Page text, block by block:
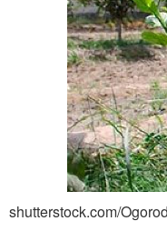
shutterstock.com/